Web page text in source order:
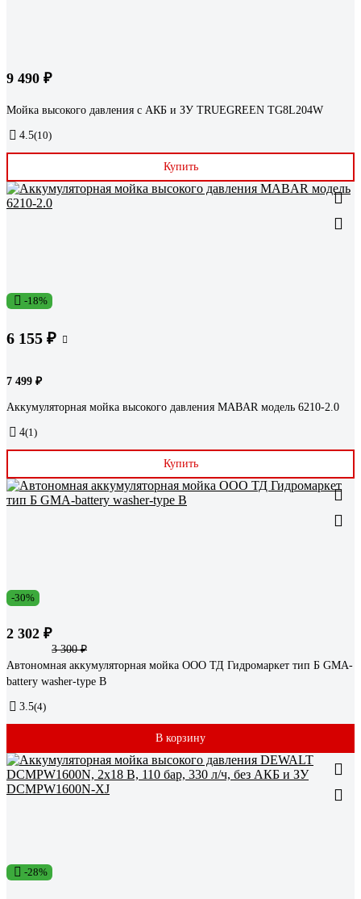
9 490 ₽
Мойка высокого давления с АКБ и ЗУ TRUEGREEN TG8L204W
4.5(10)
Купить
-18%
6 155 ₽
7 499 ₽
Аккумуляторная мойка высокого давления MABAR модель 6210-2.0
4(1)
Купить
-30%
2 302 ₽
3 300 ₽
Автономная аккумуляторная мойка ООО ТД Гидромаркет тип Б GMA-
battery washer-type B
3.5(4)
В корзину
-28%